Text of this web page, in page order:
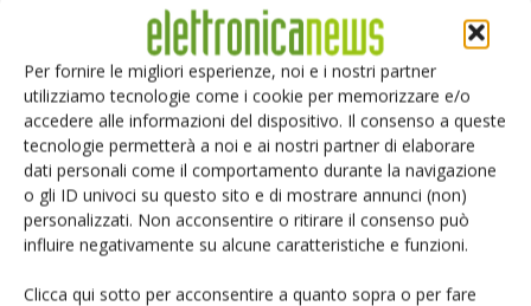
Per fornire le migliori esperienze, noi e i nostri partner
utilizziamo tecnologie come i cookie per memorizzare e/o
accedere alle informazioni del dispositivo. Il consenso a queste
tecnologie permetterà a noi e ai nostri partner di elaborare
dati personali come il comportamento durante la navigazione
o gli ID univoci su questo sito e di mostrare annunci (non)
personalizzati. Non acconsentire o ritirare il consenso può
influire negativamente su alcune caratteristiche e funzioni.
Clicca qui sotto per acconsentire a quanto sopra o per fare
Edicola web
PCB Magazine